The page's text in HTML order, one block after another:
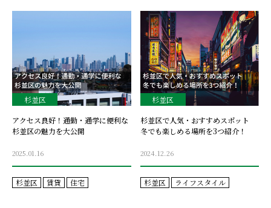
杉並区
アクセス良好！通勤・通学に便利な
杉並区の魅力を大公開
2025.01.16
杉並区 賃貸 住宅
杉並区
杉並区で人気・おすすめスポット
冬でも楽しめる場所を3つ紹介！
2024.12.26
杉並区 ライフスタイル